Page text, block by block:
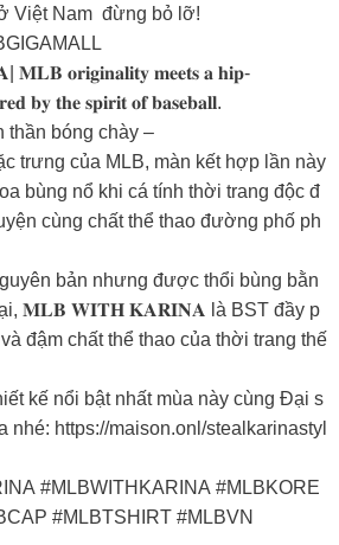
Việt Nam đừng bỏ lỡ!
𝐨𝐫𝐢𝐠𝐢𝐧𝐚𝐥𝐢𝐭𝐲 𝐦𝐞𝐞𝐭𝐬 𝐚 𝐡𝐢𝐩-
𝐛𝐲 𝐭𝐡𝐞 𝐬𝐩𝐢𝐫𝐢𝐭 𝐨𝐟 𝐛𝐚𝐬𝐞𝐛𝐚𝐥𝐥.
thần bóng chày –
trưng của MLB, màn kết hợp lần này
bùng nổ khi cá tính thời trang độc đ
cùng chất thể thao đường phố ph
bản nhưng được thổi bùng bằn
𝐌𝐋𝐁 𝐖𝐈𝐓𝐇 𝐊𝐀𝐑𝐈𝐍𝐀 là BST đầy p
đậm chất thể thao của thời trang thế
kế nổi bật nhất mùa này cùng Đại s
https://maison.onl/stealkarinastyl
#MLBWITHKARINA #MLBKORE
#MLBTSHIRT #MLBVN